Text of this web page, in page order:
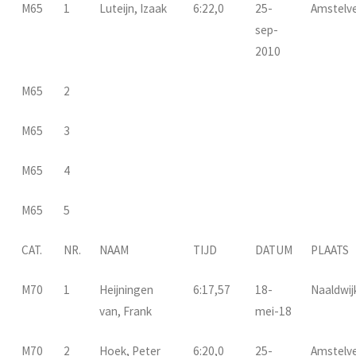
M65 1 Luteijn, Izaak 6:22,0
25-
sep-
2010
M65 2
M65 3
M65 4
M65 5
CAT. NR. NAAM TIJD DATUM PLAATS
M70 1
Heijningen
van, Frank
6:17,57
18-
mei-18
M70 2 Hoek, Peter 6:20,0 25-